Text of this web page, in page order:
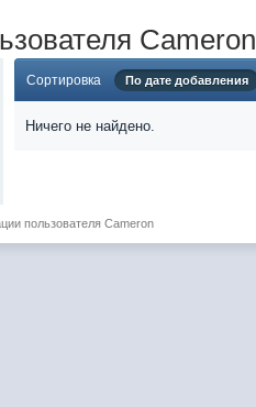
Cameron
Сортировка По дате добавления
Ничего не найдено.
пользователя Cameron